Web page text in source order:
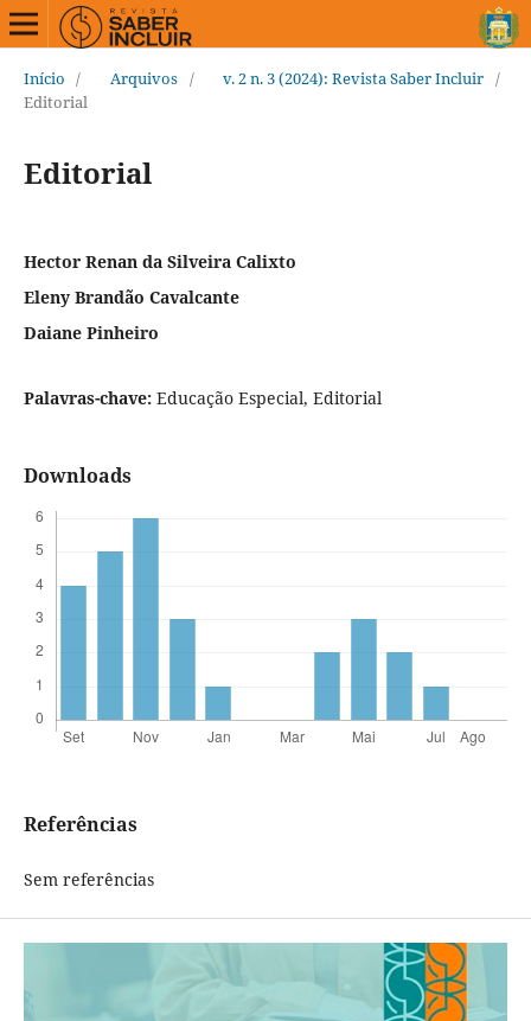
Início / Arquivos / v. 2 n. 3 (2024): Revista Saber Incluir /
Editorial
Editorial
Hector Renan da Silveira Calixto
Eleny Brandão Cavalcante
Daiane Pinheiro
Palavras-chave: Educação Especial, Editorial
Downloads
Referências
Sem referências